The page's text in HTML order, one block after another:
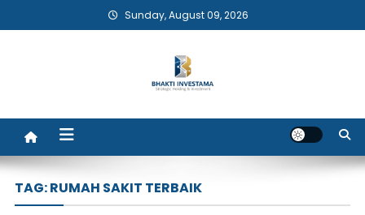
to
Sunday, August 09, 2026
Bhakti Investama
TAG:RUMAH SAKIT TERBAIK